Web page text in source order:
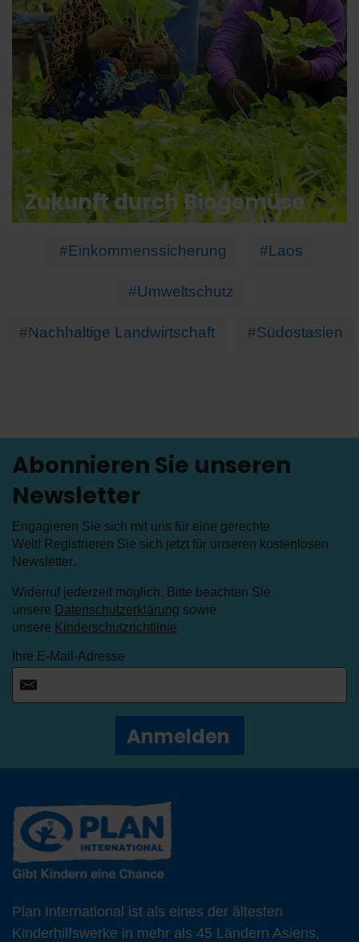
Zukunft durch Biogemüse
#Einkommenssicherung #Laos
#Umweltschutz
#Nachhaltige Landwirtschaft #Südostasien
Abonnieren Sie unseren
Newsletter
Engagieren Sie sich mit uns für eine gerechte
Welt! Registrieren Sie sich jetzt für unseren kostenlosen
Newsletter.
Widerruf jederzeit möglich. Bitte beachten Sie
unsere Datenschutzerklärung sowie
unsere Kinderschutzrichtlinie
Ihre E-Mail-Adresse
Anmelden
Plan International ist als eines der ältesten
Kinderhilfswerke in mehr als 45 Ländern Asiens,